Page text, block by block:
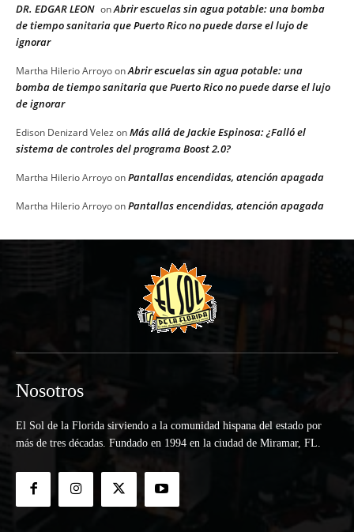
DR. EDGAR LEON onAbrir escuelas sin agua potable: una bomba
de tiempo sanitaria que Puerto Rico no puede darse el lujo de
ignorar
Martha Hilerio ArroyoonAbrir escuelas sin agua potable: una
bomba de tiempo sanitaria que Puerto Rico no puede darse el lujo
de ignorar
Edison Denizard Velez onMás allá de Jackie Espinosa: ¿Falló el
sistema de controles del programa Boost 2.0?
Martha Hilerio ArroyoonPantallas encendidas, atención apagada
Martha Hilerio ArroyoonPantallas encendidas, atención apagada
Nosotros
El Sol de la Florida sirviendo a la comunidad hispana del estado por
más de tres décadas. Fundado en 1994 en la ciudad de Miramar, FL.